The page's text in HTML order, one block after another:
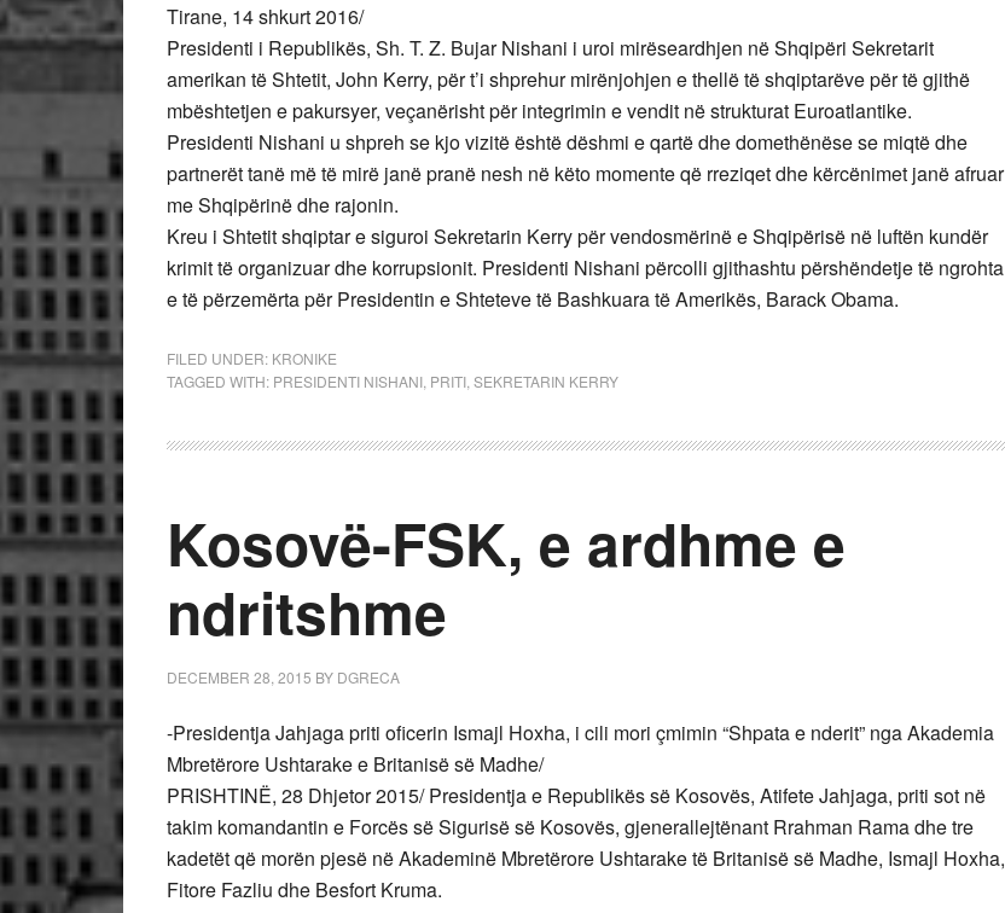
Tirane, 14 shkurt 2016/
Presidenti i Republikës, Sh. T. Z. Bujar Nishani i uroi mirëseardhjen në Shqipëri Sekretarit
amerikan të Shtetit, John Kerry, për t’i shprehur mirënjohjen e thellë të shqiptarëve për të gjithë
mbështetjen e pakursyer, veçanërisht për integrimin e vendit në strukturat Euroatlantike.
Presidenti Nishani u shpreh se kjo vizitë është dëshmi e qartë dhe domethënëse se miqtë dhe
partnerët tanë më të mirë janë pranë nesh në këto momente që rreziqet dhe kërcënimet janë afruar
me Shqipërinë dhe rajonin.
Kreu i Shtetit shqiptar e siguroi Sekretarin Kerry për vendosmërinë e Shqipërisë në luftën kundër
krimit të organizuar dhe korrupsionit. Presidenti Nishani përcolli gjithashtu përshëndetje të ngrohta
e të përzemërta për Presidentin e Shteteve të Bashkuara të Amerikës, Barack Obama.
FILED UNDER: KRONIKE
TAGGED WITH: PRESIDENTI NISHANI PRITI SEKRETARIN KERRY
Kosovë-FSK, e ardhme e
ndritshme
DECEMBER 28, 2015 BY DGRECA
-Presidentja Jahjaga priti oficerin Ismajl Hoxha, i cili mori çmimin “Shpata e nderit” nga Akademia
Mbretërore Ushtarake e Britanisë së Madhe/
PRISHTINË, 28 Dhjetor 2015/ Presidentja e Republikës së Kosovës, Atifete Jahjaga, priti sot në
takim komandantin e Forcës së Sigurisë së Kosovës, gjenerallejtënant Rrahman Rama dhe tre
kadetët që morën pjesë në Akademinë Mbretërore Ushtarake të Britanisë së Madhe, Ismajl Hoxha,
Fitore Fazliu dhe Besfort Kruma.